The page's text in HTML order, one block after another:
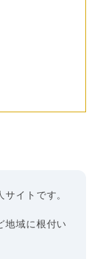
イトです。
地域に根付い